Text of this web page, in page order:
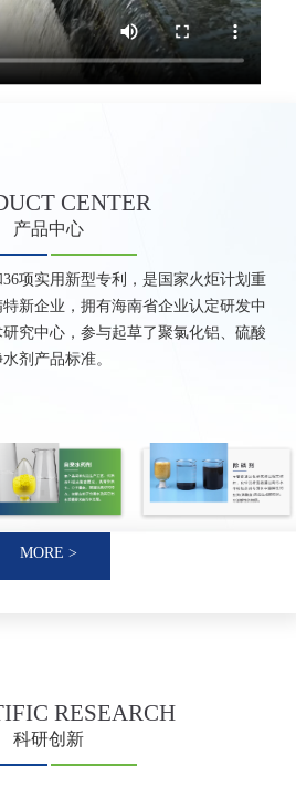
CENTER
产品中心
项实用新型专利，是国家火炬计划重
新企业，拥有海南省企业认定研发中
究中心，参与起草了聚氯化铝、硫酸
剂产品标准。
MORE >
RESEARCH
科研创新